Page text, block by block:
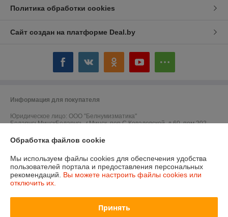
Политика обработки cookies
Сайт создан на платформе Deal.by
Информация для покупателя
Юридическое лицо: ООО "Белнумизматика"
БеларусьМинскБеларусь, г.Минск, пер.С.Ковалевской, д.60, пом.202
Регистрационный номер ЕГР: 193017016
УНП: 193017016
Регистрационный орган: Мингорисполком
Ссылка на свидетельство/лицензию
Обработка файлов cookie
Мы используем файлы cookies для обеспечения удобства
пользователей портала и предоставления персональных
рекомендаций. Вы можете настроить файлы cookies или
отключить их.
Принять